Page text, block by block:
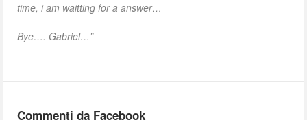
time, i am waitting for a answer…
Bye…. Gabriel…”
Commenti da Facebook